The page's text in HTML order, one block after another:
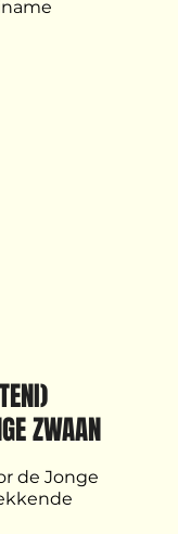
ZWAAN
de Jonge